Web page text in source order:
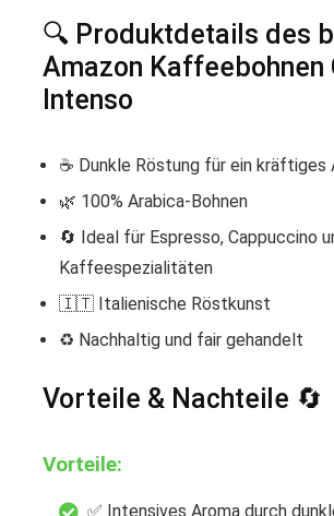
🔍 Produktdetails des
Amazon Kaffeebohnen
Intenso
☕ Dunkle Röstung für ein kräftiges
🌿 100% Arabica-Bohnen
🔄 Ideal für Espresso, Cappuccino
Kaffeespezialitäten
🇮🇹 Italienische Röstkunst
♻️ Nachhaltig und fair gehandelt
Vorteile & Nachteile 🔄
Vorteile:
✅ Intensives Aroma durch